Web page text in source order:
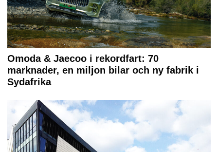
Omoda & Jaecoo i rekordfart: 70
marknader, en miljon bilar och ny fabrik i
Sydafrika